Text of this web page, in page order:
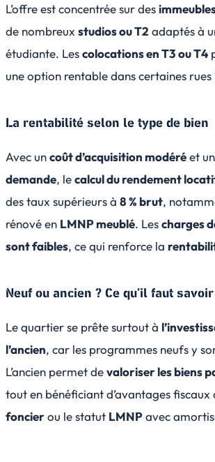
L’offre est concentrée sur des
de nombreux studios ou T2 adaptés à
étudiante. Lescolocations en T3 ou T4
une option rentable dans certaines rues
La rentabilité selon le type de bien
Avec uncoût d’acquisition modéréet
demande, lecalcul durendement
des taux supérieurs à 8 % brut,
rénové en LMNP meublé. Lescharges
sont faibles, ce qui renforce la
Neuf ou ancien ? Ce qu’il faut savoir
Le quartier se prête surtout à
l’ancien, car les programmes neufs y
L’ancien permet devaloriser les biens
tout en bénéficiant d’avantages fiscaux
foncierou le statut LMNPavec